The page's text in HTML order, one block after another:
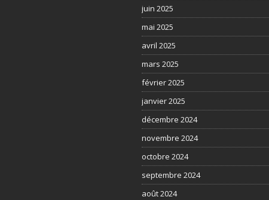
juin 2025
mai 2025
avril 2025
mars 2025
février 2025
janvier 2025
décembre 2024
novembre 2024
octobre 2024
septembre 2024
août 2024